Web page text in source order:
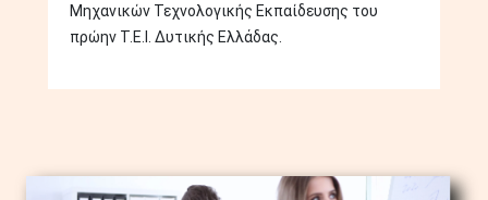
Μηχανικών Τεχνολογικής Εκπαίδευσης του
πρώην Τ.Ε.Ι. Δυτικής Ελλάδας.